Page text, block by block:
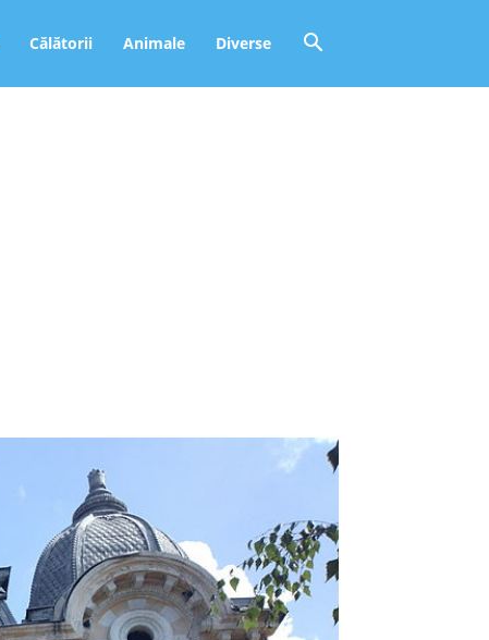
Călătorii Animale Diverse